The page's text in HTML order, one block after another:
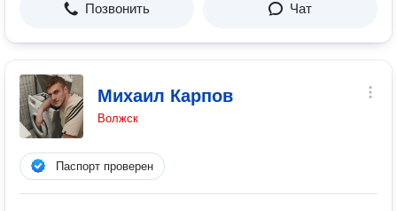
Позвонить Чат
Михаил Карпов
Волжск
Паспорт проверен